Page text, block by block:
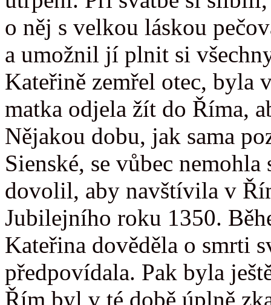
o něj s velkou láskou
a umožnil jí plnit si
Kateřině zemřel otec, byla
matka odjela žít do Říma,
Nějakou dobu, jak sama
Sienské, se vůbec
dovolil, aby navštívila v
Jubilejního roku 1350.
Kateřina dověděla o smrti
předpovídala. Pak byla
Řím byl v té době úplně